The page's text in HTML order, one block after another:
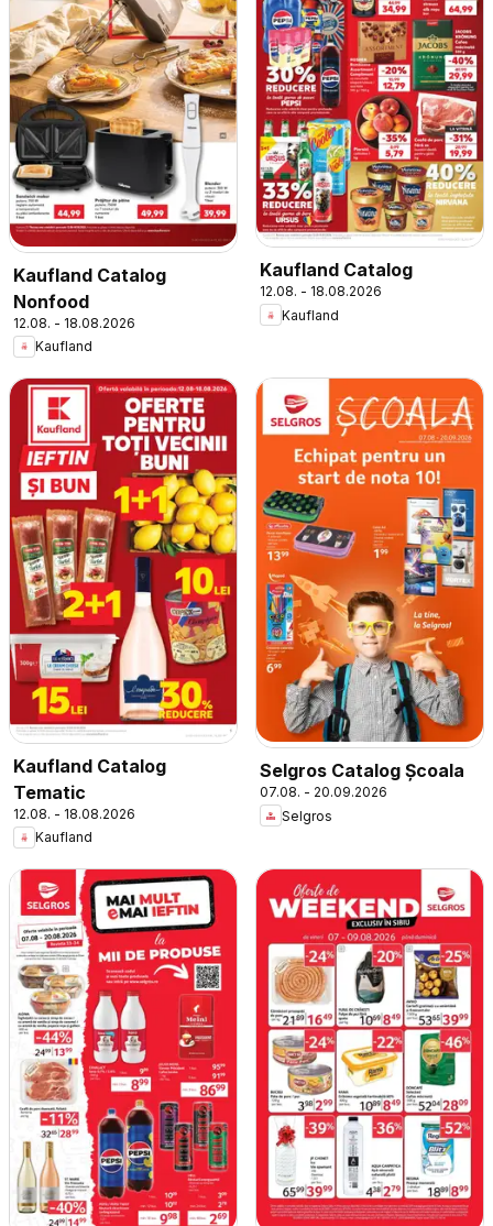
Kaufland Catalog
Nonfood
12.08. - 18.08.2026
Kaufland
Kaufland Catalog
12.08. - 18.08.2026
Kaufland
Kaufland Catalog
Tematic
12.08. - 18.08.2026
Kaufland
Selgros Catalog Şcoala
07.08. - 20.09.2026
Selgros